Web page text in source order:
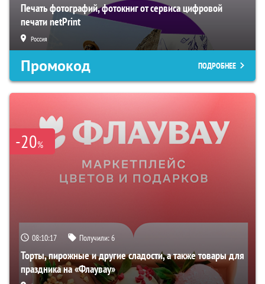
Печать фотографий, фотокниг от сервиса цифровой
печати netPrint
Россия
Промокод ПОДРОБНЕЕ
-20%
08:10:16 Получили:6
Торты, пирожные и другие сладости, а также товары для
праздника на «Флаувау»